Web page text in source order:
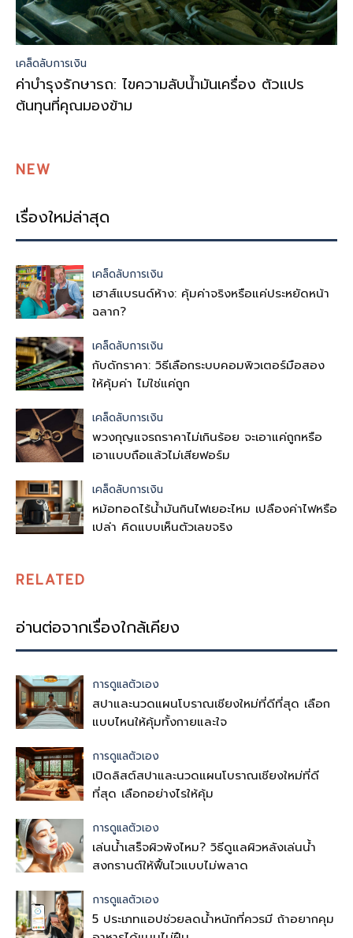
เคล็ดลับการเงิน
ค่าบำรุงรักษารถ: ไขความลับน้ำมันเครื่อง ตัวแปร
ต้นทุนที่คุณมองข้าม
NEW
เรื่องใหม่ล่าสุด
เคล็ดลับการเงิน
เฮาส์แบรนด์ห้าง: คุ้มค่าจริงหรือแค่ประหยัดหน้า
ฉลาก?
เคล็ดลับการเงิน
กับดักราคา: วิธีเลือกระบบคอมพิวเตอร์มือสอง
ให้คุ้มค่า ไม่ใช่แค่ถูก
เคล็ดลับการเงิน
พวงกุญแจรถราคาไม่เกินร้อย จะเอาแค่ถูกหรือ
เอาแบบถือแล้วไม่เสียฟอร์ม
เคล็ดลับการเงิน
หม้อทอดไร้น้ำมันกินไฟเยอะไหม เปลืองค่าไฟหรือ
เปล่า คิดแบบเห็นตัวเลขจริง
RELATED
อ่านต่อจากเรื่องใกล้เคียง
การดูแลตัวเอง
สปาและนวดแผนโบราณเชียงใหม่ที่ดีที่สุด เลือก
แบบไหนให้คุ้มทั้งกายและใจ
การดูแลตัวเอง
เปิดลิสต์สปาและนวดแผนโบราณเชียงใหม่ที่ดี
ที่สุด เลือกอย่างไรให้คุ้ม
การดูแลตัวเอง
เล่นน้ำเสร็จผิวพังไหม? วิธีดูแลผิวหลังเล่นน้ำ
สงกรานต์ให้ฟื้นไวแบบไม่พลาด
การดูแลตัวเอง
5 ประเภทแอปช่วยลดน้ำหนักที่ควรมี ถ้าอยากคุม